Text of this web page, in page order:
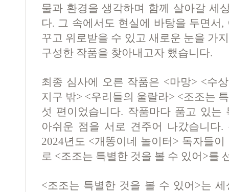
물과 환경을 생각하며 함께 살아갈 세
다. 그 속에서도 현실에 바탕을 두면서 ,
꾸고 위로받을 수 있고 새로운 눈을 가
구성한 작품을 찾아내고자 했습니다.
최종 심사에 오른 작품은 <마망> <수
지구 밖> <우리들의 울랄라> <조조는
섯 편이었습니다. 작품마다 품고 있는
아쉬운 점을 서로 견주어 나갔습니다.
2024년도 <개똥이네 놀이터 > 독자들이
로 <조조는 특별한 것을 볼 수 있어 >를
<조조는 특별한 것을 볼 수 있어 >는 세